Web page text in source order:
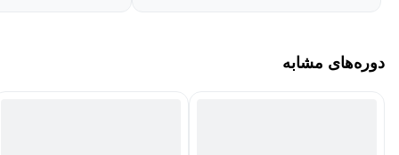
دوره آشنایی با صندوق‌های پوشش ریسک برای چه کسانی مناسب
دوره‌های مشابه